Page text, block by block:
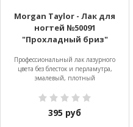
Morgan Taylor - Лак для
ногтей №50091
"Прохладный бриз"
Профессиональный лак лазурного
цвета без блесток и перламутра,
эмалевый, плотный
395 руб